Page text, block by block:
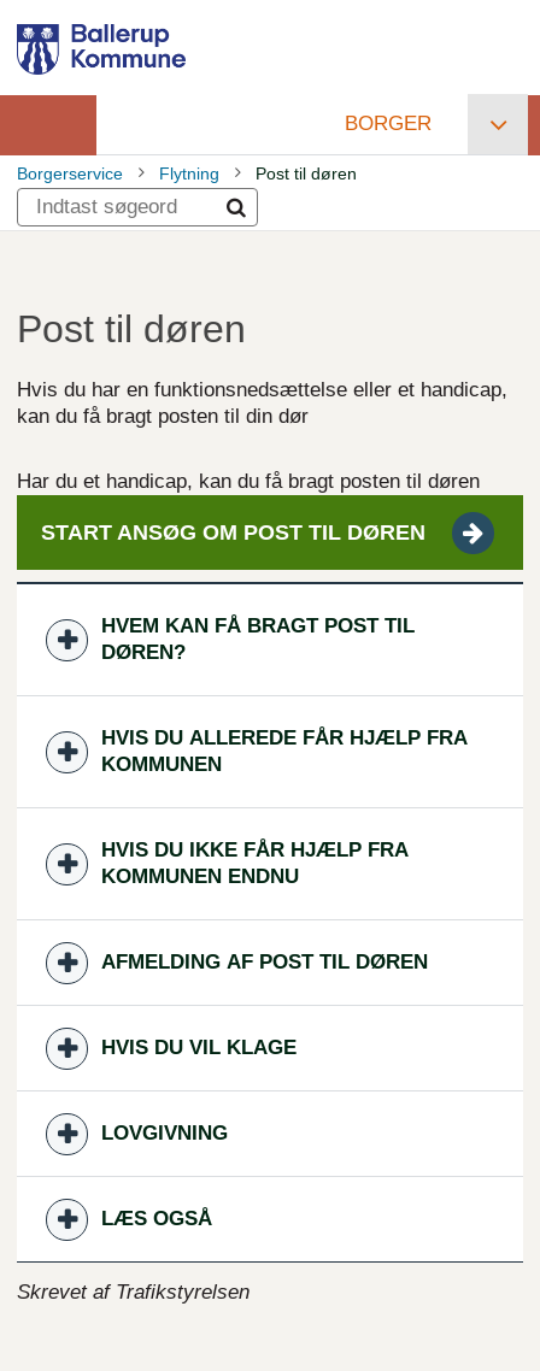
hovedindhold
Primær
navigation
BORGER
Brødkrumme
Borgerservice Flytning Post til døren
Post til døren
Hvis du har en funktionsnedsættelse eller et handicap,
kan du få bragt posten til din dør
Har du et handicap, kan du få bragt posten til døren
START ANSØG OM POST TIL DØREN
HVEM KAN FÅ BRAGT POST TIL
DØREN?
HVIS DU ALLEREDE FÅR HJÆLP FRA
KOMMUNEN
HVIS DU IKKE FÅR HJÆLP FRA
KOMMUNEN ENDNU
AFMELDING AF POST TIL DØREN
HVIS DU VIL KLAGE
LOVGIVNING
LÆS OGSÅ
Skrevet af Trafikstyrelsen